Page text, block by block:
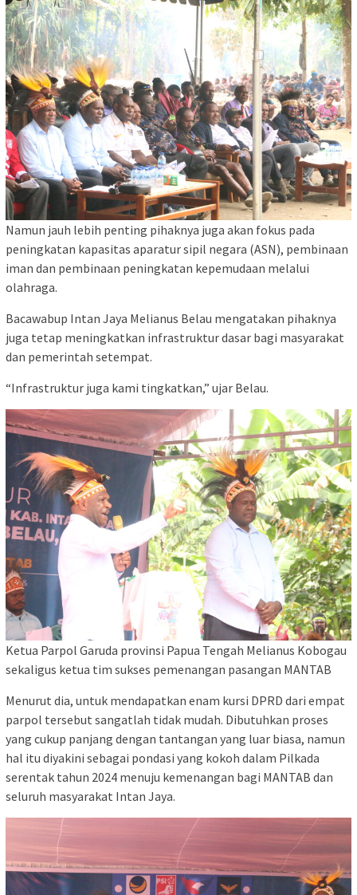
Namun jauh lebih penting pihaknya juga akan fokus pada
peningkatan kapasitas aparatur sipil negara (ASN), pembinaan
iman dan pembinaan peningkatan kepemudaan melalui
olahraga.
Bacawabup Intan Jaya Melianus Belau mengatakan pihaknya
juga tetap meningkatkan infrastruktur dasar bagi masyarakat
dan pemerintah setempat.
“Infrastruktur juga kami tingkatkan,” ujar Belau.
Ketua Parpol Garuda provinsi Papua Tengah Melianus Kobogau
sekaligus ketua tim sukses pemenangan pasangan MANTAB
Menurut dia, untuk mendapatkan enam kursi DPRD dari empat
parpol tersebut sangatlah tidak mudah. Dibutuhkan proses
yang cukup panjang dengan tantangan yang luar biasa, namun
hal itu diyakini sebagai pondasi yang kokoh dalam Pilkada
serentak tahun 2024 menuju kemenangan bagi MANTAB dan
seluruh masyarakat Intan Jaya.